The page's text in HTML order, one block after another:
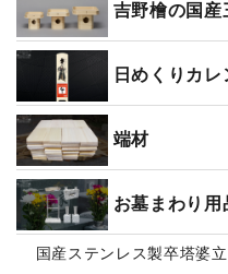
吉野檜の国産
日めくりカ
端材
お墓まわり用
国産ステンレス製卒塔婆